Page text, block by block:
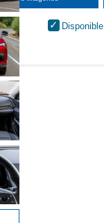
Disponible